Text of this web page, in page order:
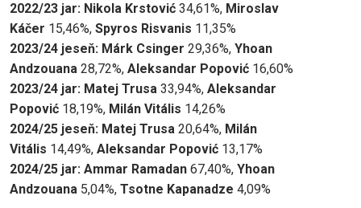
2022/23 jar: Nikola Krstović 34,61%, Miroslav
Káčer 15,46%, Spyros Risvanis 11,35%
2023/24 jeseň: Márk Csinger 29,36%, Yhoan
Andzouana 28,72%, Aleksandar Popović 16,60%
2023/24 jar: Matej Trusa 33,94%, Aleksandar
Popović 18,19%, Milán Vitális 14,26%
2024/25 jeseň: Matej Trusa 20,64%, Milán
Vitális 14,49%, Aleksandar Popović 13,17%
2024/25 jar: Ammar Ramadan 67,40%, Yhoan
Andzouana 5,04%, Tsotne Kapanadze 4,09%